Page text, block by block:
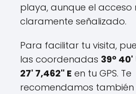
playa, aunque el acceso
claramente señalizado.
Para facilitar tu visita,
las coordenadas 39º 40'
27' 7,462" E en tu GPS. Te
recomendamos también